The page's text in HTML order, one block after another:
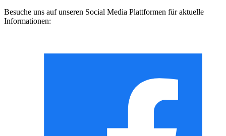
Besuche uns auf unseren Social Media Plattformen für aktuelle
Informationen: